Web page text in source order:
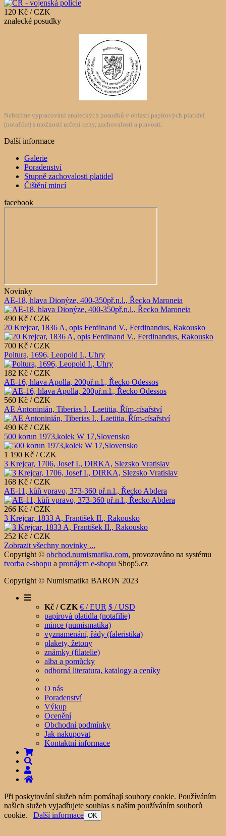
120 Kč / CZK
znalecké posudky
Nabízíme vypracování znaleckých posudků v oblasti papírových platidel
(notafilie) s možností určení ceny, zachovalosti a pravosti.
Další informace
Galerie
Poradenství
Stupně zachovalosti platidel
Čištění mincí
facebook
Novinky
AE-18, hlava Dionýze, 400-350př.n.l., Řecko Maroneia
490 Kč / CZK
20 Krejcar, 1836 A, opis Ferdinand V., Ferdinandus, Rakousko
700 Kč / CZK
Poltura, 1696, Leopold I., Uhry
182 Kč / CZK
AE-16, hlava Apolla, 200př.n.l., Řecko Odessos
560 Kč / CZK
AE Antoninián, Tiberias I., Laetitia, Řím-císařství
490 Kč / CZK
500 korun 1973,kolek W 17,Slovensko
1 190 Kč / CZK
3 Krejcar, 1706, Josef I., DIRKA, Slezsko Vratislav
168 Kč / CZK
AE-11, kůň vpravo, 373-360 př.n.l., Řecko Abdera
266 Kč / CZK
3 Krejcar, 1833 A, František II., Rakousko
252 Kč / CZK
Zobrazit všechny novinky ...
Copyright © obchod.numismatika.com, provozováno na systému
tvorba e-shopu a pronájem e-shopu Shop5.cz
Copyright © Numismatika BARON 2023
Kč / CZK € / EUR $ / USD
papírová platidla (notafilie)
mince (numismatika)
vyznamenání, řády (faleristika)
plakety, žetony
známky (filatelie)
alba a pomůcky
odborná literatura, katalogy a ceníky
O nás
Poradenství
Výkup
Ocenění
Obchodní podmínky
Jak nakupovat
Kontaktní informace
Při poskytování služeb nám pomáhají soubory cookie. Používáním
našich služeb vyjadřujete souhlas s naším používáním souborů
cookie. Další informace